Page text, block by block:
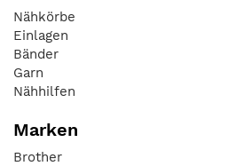
Nähkörbe
Einlagen
Bänder
Garn
Nähhilfen
Marken
Brother